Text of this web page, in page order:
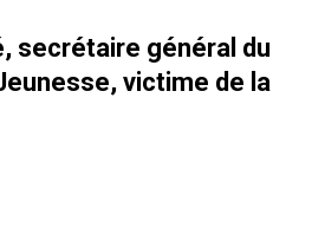
secrétaire général du
victime de la